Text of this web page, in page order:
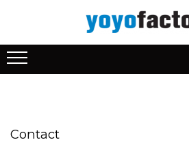
Yoyo dupa nivel
Yoyo pentru Incepatori
Yoyo dupa stil de joc
Yoyo Clasic
Accesorii yoyo & Diverse
Ate pentru yoyo
Fidget Spinner
Invata despre yoyo
Componentele unui Yoyo
Contact